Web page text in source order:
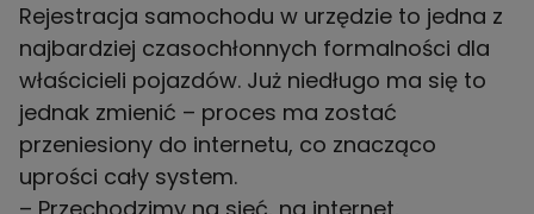
Rejestracja samochodu w urzędzie to jedna z
najbardziej czasochłonnych formalności dla
właścicieli pojazdów. Już niedługo ma się to
jednak zmienić – proces ma zostać
przeniesiony do internetu, co znacząco
uprości cały system.